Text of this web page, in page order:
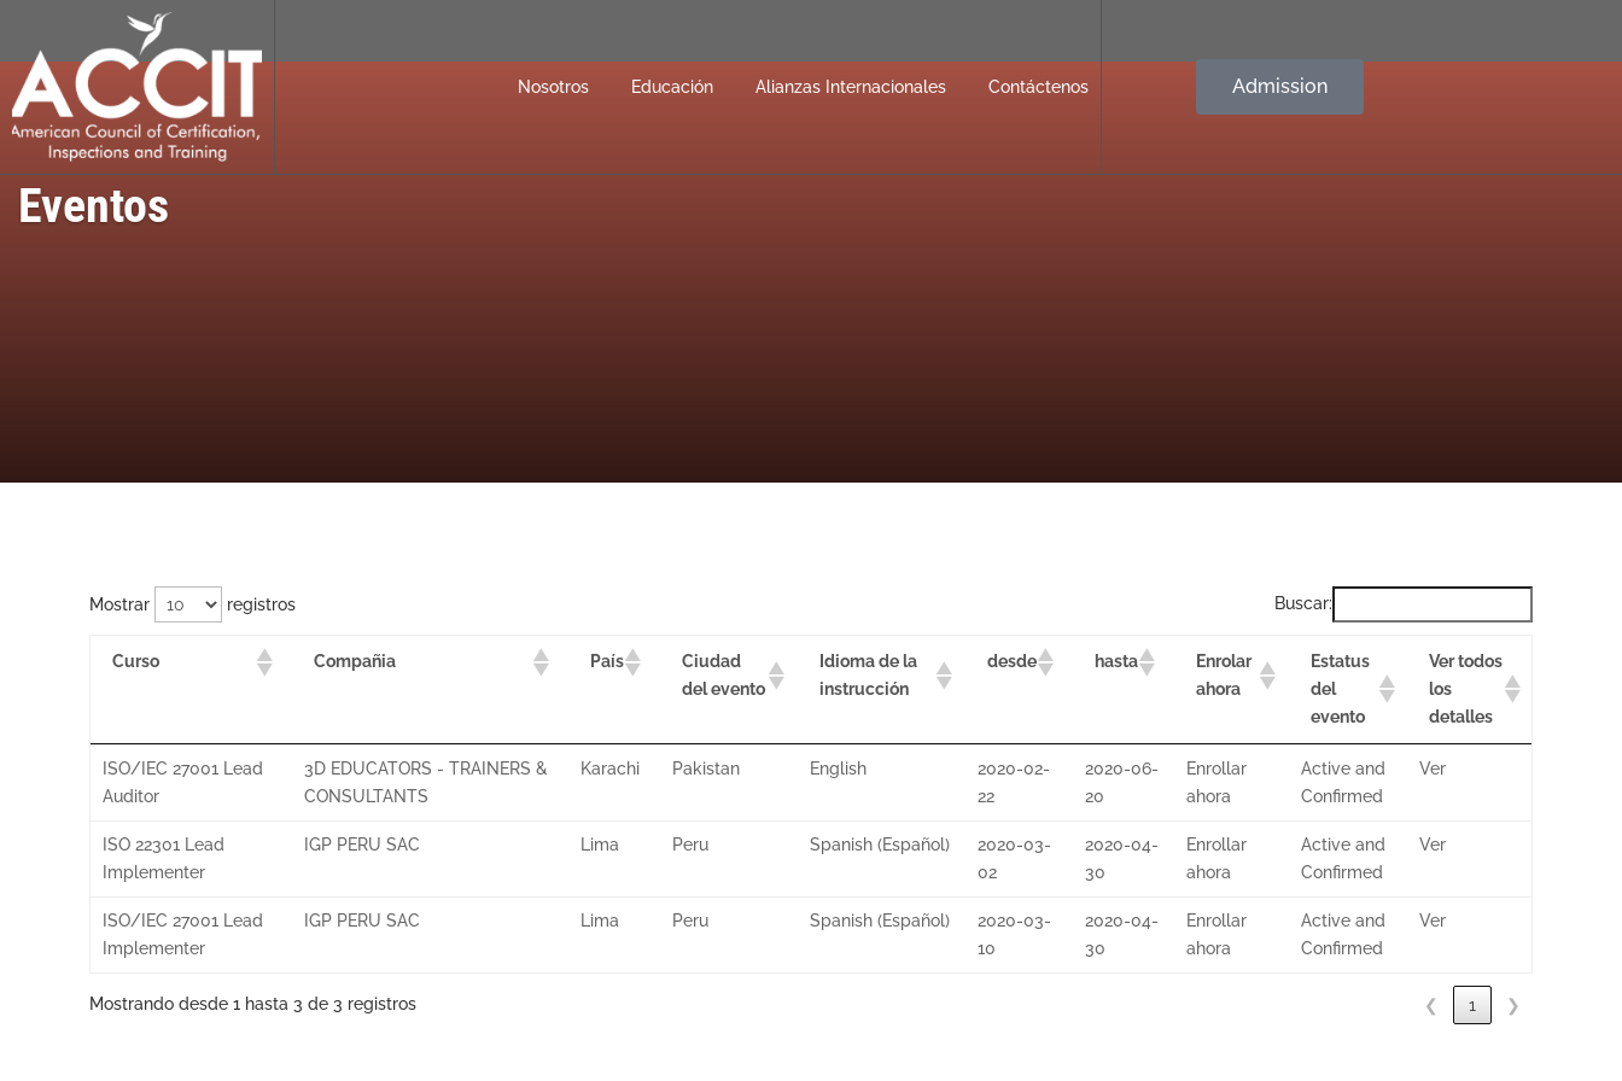
Nosotros Educación Alianzas Internacionales Contáctenos Admission
Eventos
Mostrar registros Buscar:
Curso Compañia País
Ciudad
del evento
Idioma de la
instrucción
desde hasta
Enrolar
ahora
Estatus
del
evento
Ver todos
los
detalles
ISO/IEC 27001 Lead
Auditor
3D EDUCATORS - TRAINERS &
CONSULTANTS
Karachi Pakistan English
2020-02-
22
2020-06-
20
Enrollar
ahora
Active and
Confirmed
Ver
ISO 22301 Lead
Implementer
IGP PERU SAC Lima Peru Spanish (Español)
2020-03-
02
2020-04-
30
Enrollar
ahora
Active and
Confirmed
Ver
ISO/IEC 27001 Lead
Implementer
IGP PERU SAC Lima Peru Spanish (Español)
2020-03-
10
2020-04-
30
Enrollar
ahora
Active and
Confirmed
Ver
Mostrando desde 1 hasta 3 de 3 registros ❮ 1 ❯